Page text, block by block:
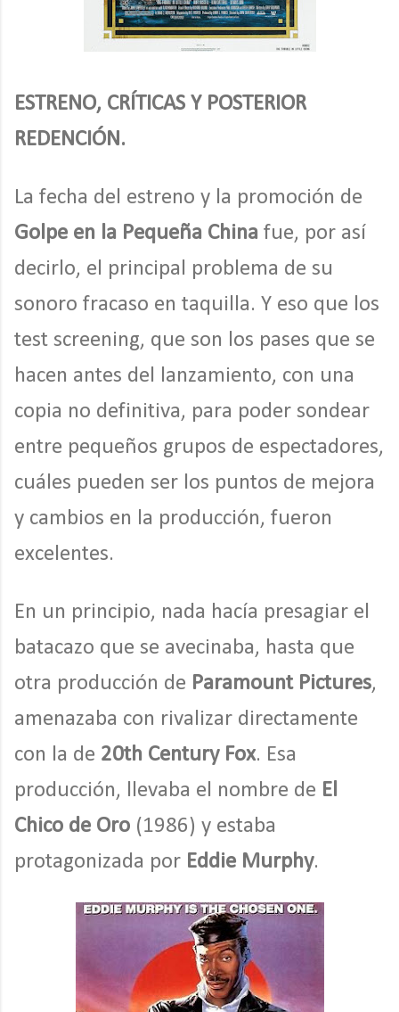
ESTRENO, CRÍTICAS Y POSTERIOR
REDENCIÓN.
La fecha del estreno y la promoción de
Golpe en la Pequeña China fue, por así
decirlo, el principal problema de su
sonoro fracaso en taquilla. Y eso que los
test screening, que son los pases que se
hacen antes del lanzamiento, con una
copia no definitiva, para poder sondear
entre pequeños grupos de espectadores,
cuáles pueden ser los puntos de mejora
y cambios en la producción, fueron
excelentes.
En un principio, nada hacía presagiar el
batacazo que se avecinaba, hasta que
otra producción de Paramount Pictures,
amenazaba con rivalizar directamente
con la de 20th Century Fox. Esa
producción, llevaba el nombre de El
Chico de Oro (1986) y estaba
protagonizada por Eddie Murphy.